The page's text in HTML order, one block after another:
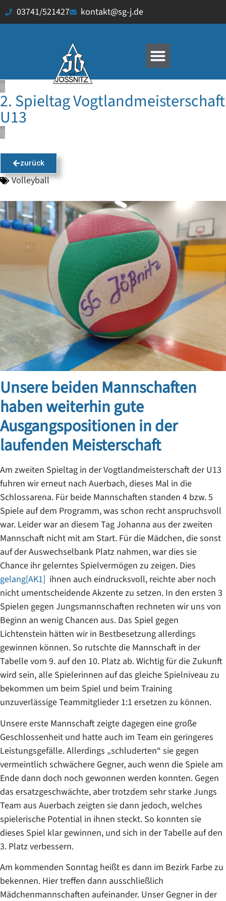
03741/521427 kontakt@sg-j.de
2. Spieltag Vogtlandmeisterschaft
U13
zurück
Volleyball
Unsere beiden Mannschaften
haben weiterhin gute
Ausgangspositionen in der
laufenden Meisterschaft
Am zweiten Spieltag in der Vogtlandmeisterschaft der U13
fuhren wir erneut nach Auerbach, dieses Mal in die
Schlossarena. Für beide Mannschaften standen 4 bzw. 5
Spiele auf dem Programm, was schon recht anspruchsvoll
war. Leider war an diesem Tag Johanna aus der zweiten
Mannschaft nicht mit am Start. Für die Mädchen, die sonst
auf der Auswechselbank Platz nahmen, war dies sie
Chance ihr gelerntes Spielvermögen zu zeigen. Dies
gelang[AK1] ihnen auch eindrucksvoll, reichte aber noch
nicht umentscheidende Akzente zu setzen. In den ersten 3
Spielen gegen Jungsmannschaften rechneten wir uns von
Beginn an wenig Chancen aus. Das Spiel gegen
Lichtenstein hätten wir in Bestbesetzung allerdings
gewinnen können. So rutschte die Mannschaft in der
Tabelle vom 9. auf den 10. Platz ab. Wichtig für die Zukunft
wird sein, alle Spielerinnen auf das gleiche Spielniveau zu
bekommen um beim Spiel und beim Training
unzuverlässige Teammitglieder 1:1 ersetzen zu können.
Unsere erste Mannschaft zeigte dagegen eine große
Geschlossenheit und hatte auch im Team ein geringeres
Leistungsgefälle. Allerdings „schluderten“ sie gegen
vermeintlich schwächere Gegner, auch wenn die Spiele am
Ende dann doch noch gewonnen werden konnten. Gegen
das ersatzgeschwächte, aber trotzdem sehr starke Jungs
Team aus Auerbach zeigten sie dann jedoch, welches
spielerische Potential in ihnen steckt. So konnten sie
dieses Spiel klar gewinnen, und sich in der Tabelle auf den
3. Platz verbessern.
Am kommenden Sonntag heißt es dann im Bezirk Farbe zu
bekennen. Hier treffen dann ausschließlich
Mädchenmannschaften aufeinander. Unser Gegner in der